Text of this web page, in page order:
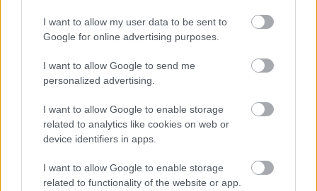
I want to allow my user data to be sent to
Google for online advertising purposes.
I want to allow Google to send me
personalized advertising.
I want to allow Google to enable storage
related to analytics like cookies on web or
device identifiers in apps.
I want to allow Google to enable storage
related to functionality of the website or app.
Az illegális letöltők is rácuppantak az új
Trónok harca-évadra
Szólj hozzá!
A hozzászóláshoz be kell lépned!